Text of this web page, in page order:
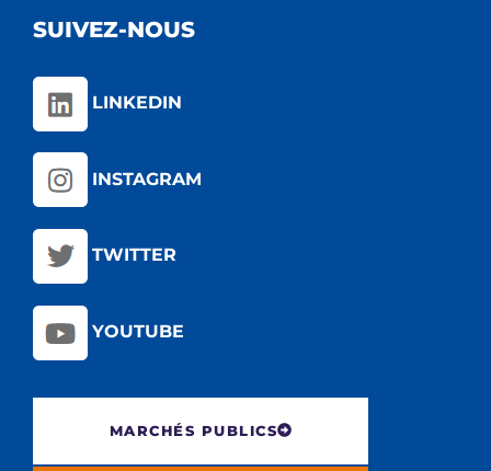
SUIVEZ-NOUS
LINKEDIN
INSTAGRAM
TWITTER
YOUTUBE
MARCHÉS PUBLICS